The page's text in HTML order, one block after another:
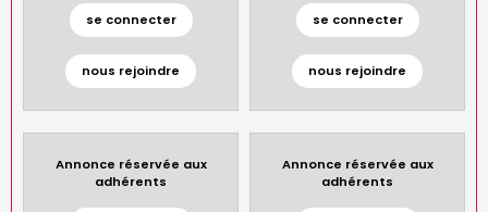
se connecter
nous rejoindre
se connecter
nous rejoindre
Annonce réservée aux
adhérents
Annonce réservée aux
adhérents